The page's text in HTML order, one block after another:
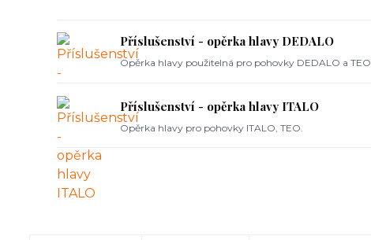
Příslušenství - opěrka hlavy DEDALO
Opěrka hlavy použitelná pro pohovky DEDALO a TEO.
Příslušenství - opěrka hlavy ITALO
Opěrka hlavy pro pohovky ITALO, TEO.